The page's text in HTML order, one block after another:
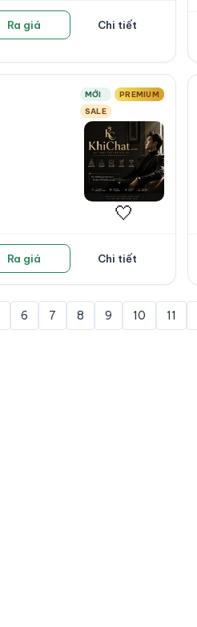
Ra giá Chi tiết
MỚI
PREMIUM
SALE
🤍
Ra giá Chi tiết
6 7 8 9 10 11